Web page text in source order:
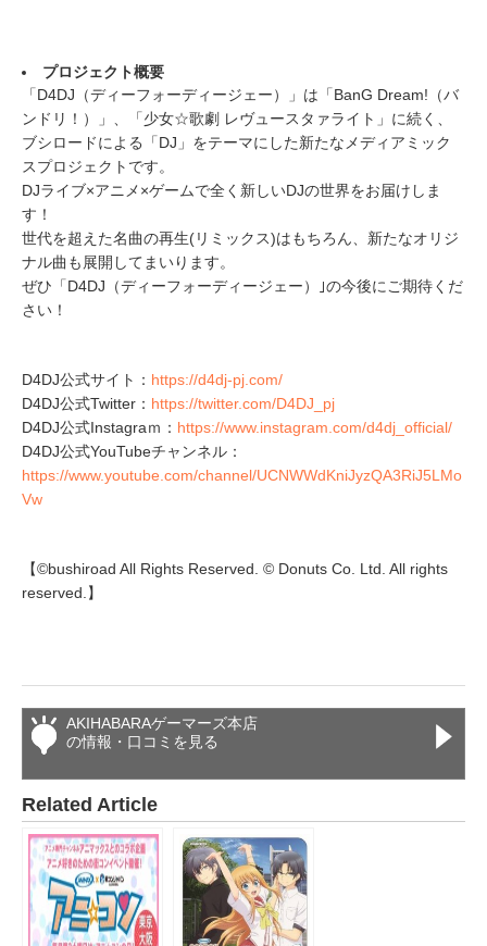
プロジェクト概要
「D4DJ（ディーフォーディージェー）」は「BanG Dream!（バ
ンドリ！）」、「少女☆歌劇 レヴュースタァライト」に続く、
ブシロードによる「DJ」をテーマにした新たなメディアミック
スプロジェクトです。
DJライブ×アニメ×ゲームで全く新しいDJの世界をお届けしま
す！
世代を超えた名曲の再生(リミックス)はもちろん、新たなオリジ
ナル曲も展開してまいります。
ぜひ「D4DJ（ディーフォーディージェー）｣の今後にご期待くだ
さい！
D4DJ公式サイト： https://d4dj-pj.com/
D4DJ公式Twitter： https://twitter.com/D4DJ_pj
D4DJ公式Instagraｍ： https://www.instagram.com/d4dj_official/
D4DJ公式YouTubeチャンネル：
https://www.youtube.com/channel/UCNWWdKniJyzQA3RiJ5LMo
Vw
【©bushiroad All Rights Reserved. © Donuts Co. Ltd. All rights
reserved.】
AKIHABARAゲーマーズ本店
の情報・口コミを見る
Related Article